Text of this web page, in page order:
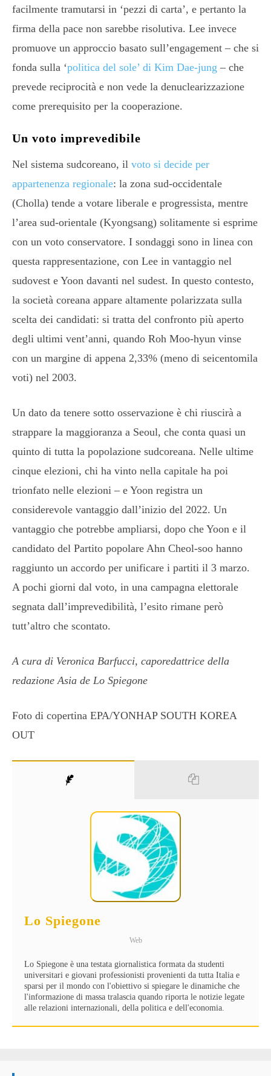
facilmente tramutarsi in ‘pezzi di carta’, e pertanto la
firma della pace non sarebbe risolutiva. Lee invece
promuove un approccio basato sull’engagement – che si
fonda sulla ‘politica del sole’ di Kim Dae-jung – che
prevede reciprocità e non vede la denuclearizzazione
come prerequisito per la cooperazione.
Un voto imprevedibile
Nel sistema sudcoreano, il voto si decide per
appartenenza regionale: la zona sud-occidentale
(Cholla) tende a votare liberale e progressista, mentre
l’area sud-orientale (Kyongsang) solitamente si esprime
con un voto conservatore. I sondaggi sono in linea con
questa rappresentazione, con Lee in vantaggio nel
sudovest e Yoon davanti nel sudest. In questo contesto,
la società coreana appare altamente polarizzata sulla
scelta dei candidati: si tratta del confronto più aperto
degli ultimi vent’anni, quando Roh Moo-hyun vinse
con un margine di appena 2,33% (meno di seicentomila
voti) nel 2003.
Un dato da tenere sotto osservazione è chi riuscirà a
strappare la maggioranza a Seoul, che conta quasi un
quinto di tutta la popolazione sudcoreana. Nelle ultime
cinque elezioni, chi ha vinto nella capitale ha poi
trionfato nelle elezioni – e Yoon registra un
considerevole vantaggio dall’inizio del 2022. Un
vantaggio che potrebbe ampliarsi, dopo che Yoon e il
candidato del Partito popolare Ahn Cheol-soo hanno
raggiunto un accordo per unificare i partiti il 3 marzo.
A pochi giorni dal voto, in una campagna elettorale
segnata dall’imprevedibilità, l’esito rimane però
tutt’altro che scontato.
A cura di Veronica Barfucci, caporedattrice della
redazione Asia de Lo Spiegone
Foto di copertina EPA/YONHAP SOUTH KOREA
OUT
Lo Spiegone
Web
Lo Spiegone è una testata giornalistica formata da studenti
universitari e giovani professionisti provenienti da tutta Italia e
sparsi per il mondo con l'obiettivo si spiegare le dinamiche che
l'informazione di massa tralascia quando riporta le notizie legate
alle relazioni internazionali, della politica e dell'economia.